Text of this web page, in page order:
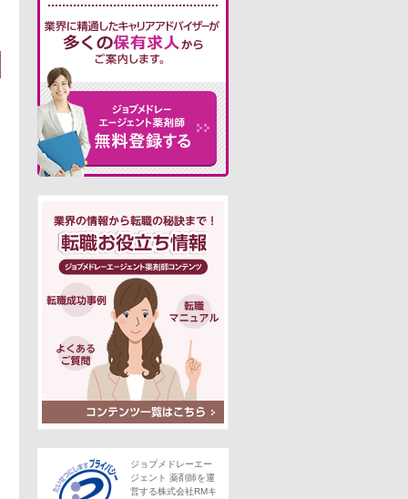
ジョブメドレーエー
ジェント 薬剤師を運
営する株式会社RMキ